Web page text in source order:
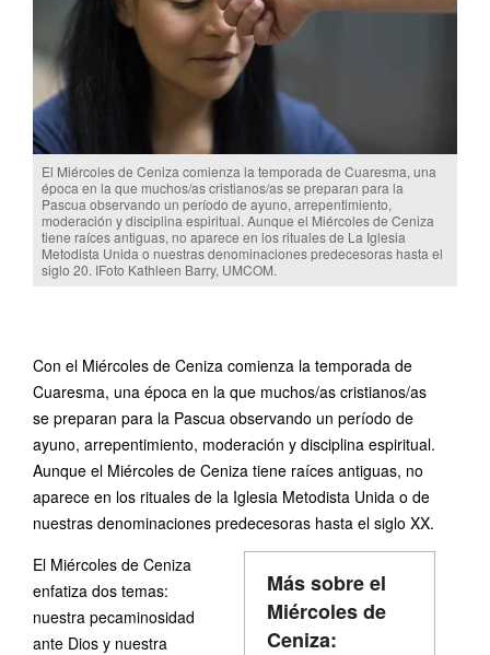
El Miércoles de Ceniza comienza la temporada de Cuaresma, una
época en la que muchos/as cristianos/as se preparan para la
Pascua observando un período de ayuno, arrepentimiento,
moderación y disciplina espiritual. Aunque el Miércoles de Ceniza
tiene raíces antiguas, no aparece en los rituales de La Iglesia
Metodista Unida o nuestras denominaciones predecesoras hasta el
siglo 20. IFoto Kathleen Barry, UMCOM.
Con el Miércoles de Ceniza comienza la temporada de
Cuaresma, una época en la que muchos/as cristianos/as
se preparan para la Pascua observando un período de
ayuno, arrepentimiento, moderación y disciplina espiritual.
Aunque el Miércoles de Ceniza tiene raíces antiguas, no
aparece en los rituales de la Iglesia Metodista Unida o de
nuestras denominaciones predecesoras hasta el siglo XX.
Más sobre el
Miércoles de
Ceniza:
El Miércoles de Ceniza
enfatiza dos temas:
nuestra pecaminosidad
ante Dios y nuestra